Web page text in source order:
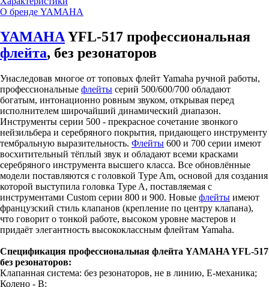
О бренде YAMAHA
YAMAHAYFL-517 профессиональная
флейта, без резонаторов
Унаследовав многое от топовых флейт Yamaha ручной работы,
профессиональные флейты серий 500/600/700 обладают
богатым, интонационно ровным звуком, открывая перед
исполнителем широчайший динамический диапазон.
Инструменты серии 500 - прекрасное сочетание звонкого
нейзильбера и серебряного покрытия, придающего инструменту
тембральную выразительность. Флейты 600 и 700 серии имеют
восхитительный тёплый звук и обладают всеми красками
серебряного инструмента высшего класса. Все обновлённые
модели поставляются с головкой Type Am, основой для создания
которой выступила головка Type A, поставляемая с
инструментами Custom серии 800 и 900. Новые флейты имеют
французский стиль клапанов (крепление по центру клапана),
что говорит о тонкой работе, высоком уровне мастеров и
придаёт элегантность высококлассным флейтам Yamaha.
Спецификация профессиональная флейта YAMAHA YFL-517
без резонаторов:
Клапанная система: без резонаторов, не в линию, E-механика;
Колено - В;